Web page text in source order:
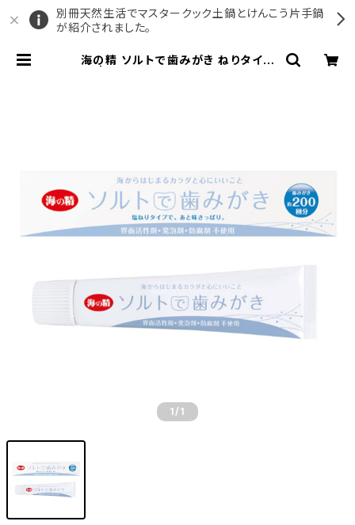
別冊天然生活でマスタークック土鍋とけんこう片手鍋
が紹介されました。
海の精 ソルトで歯みがき ねりタイプ
1 /1